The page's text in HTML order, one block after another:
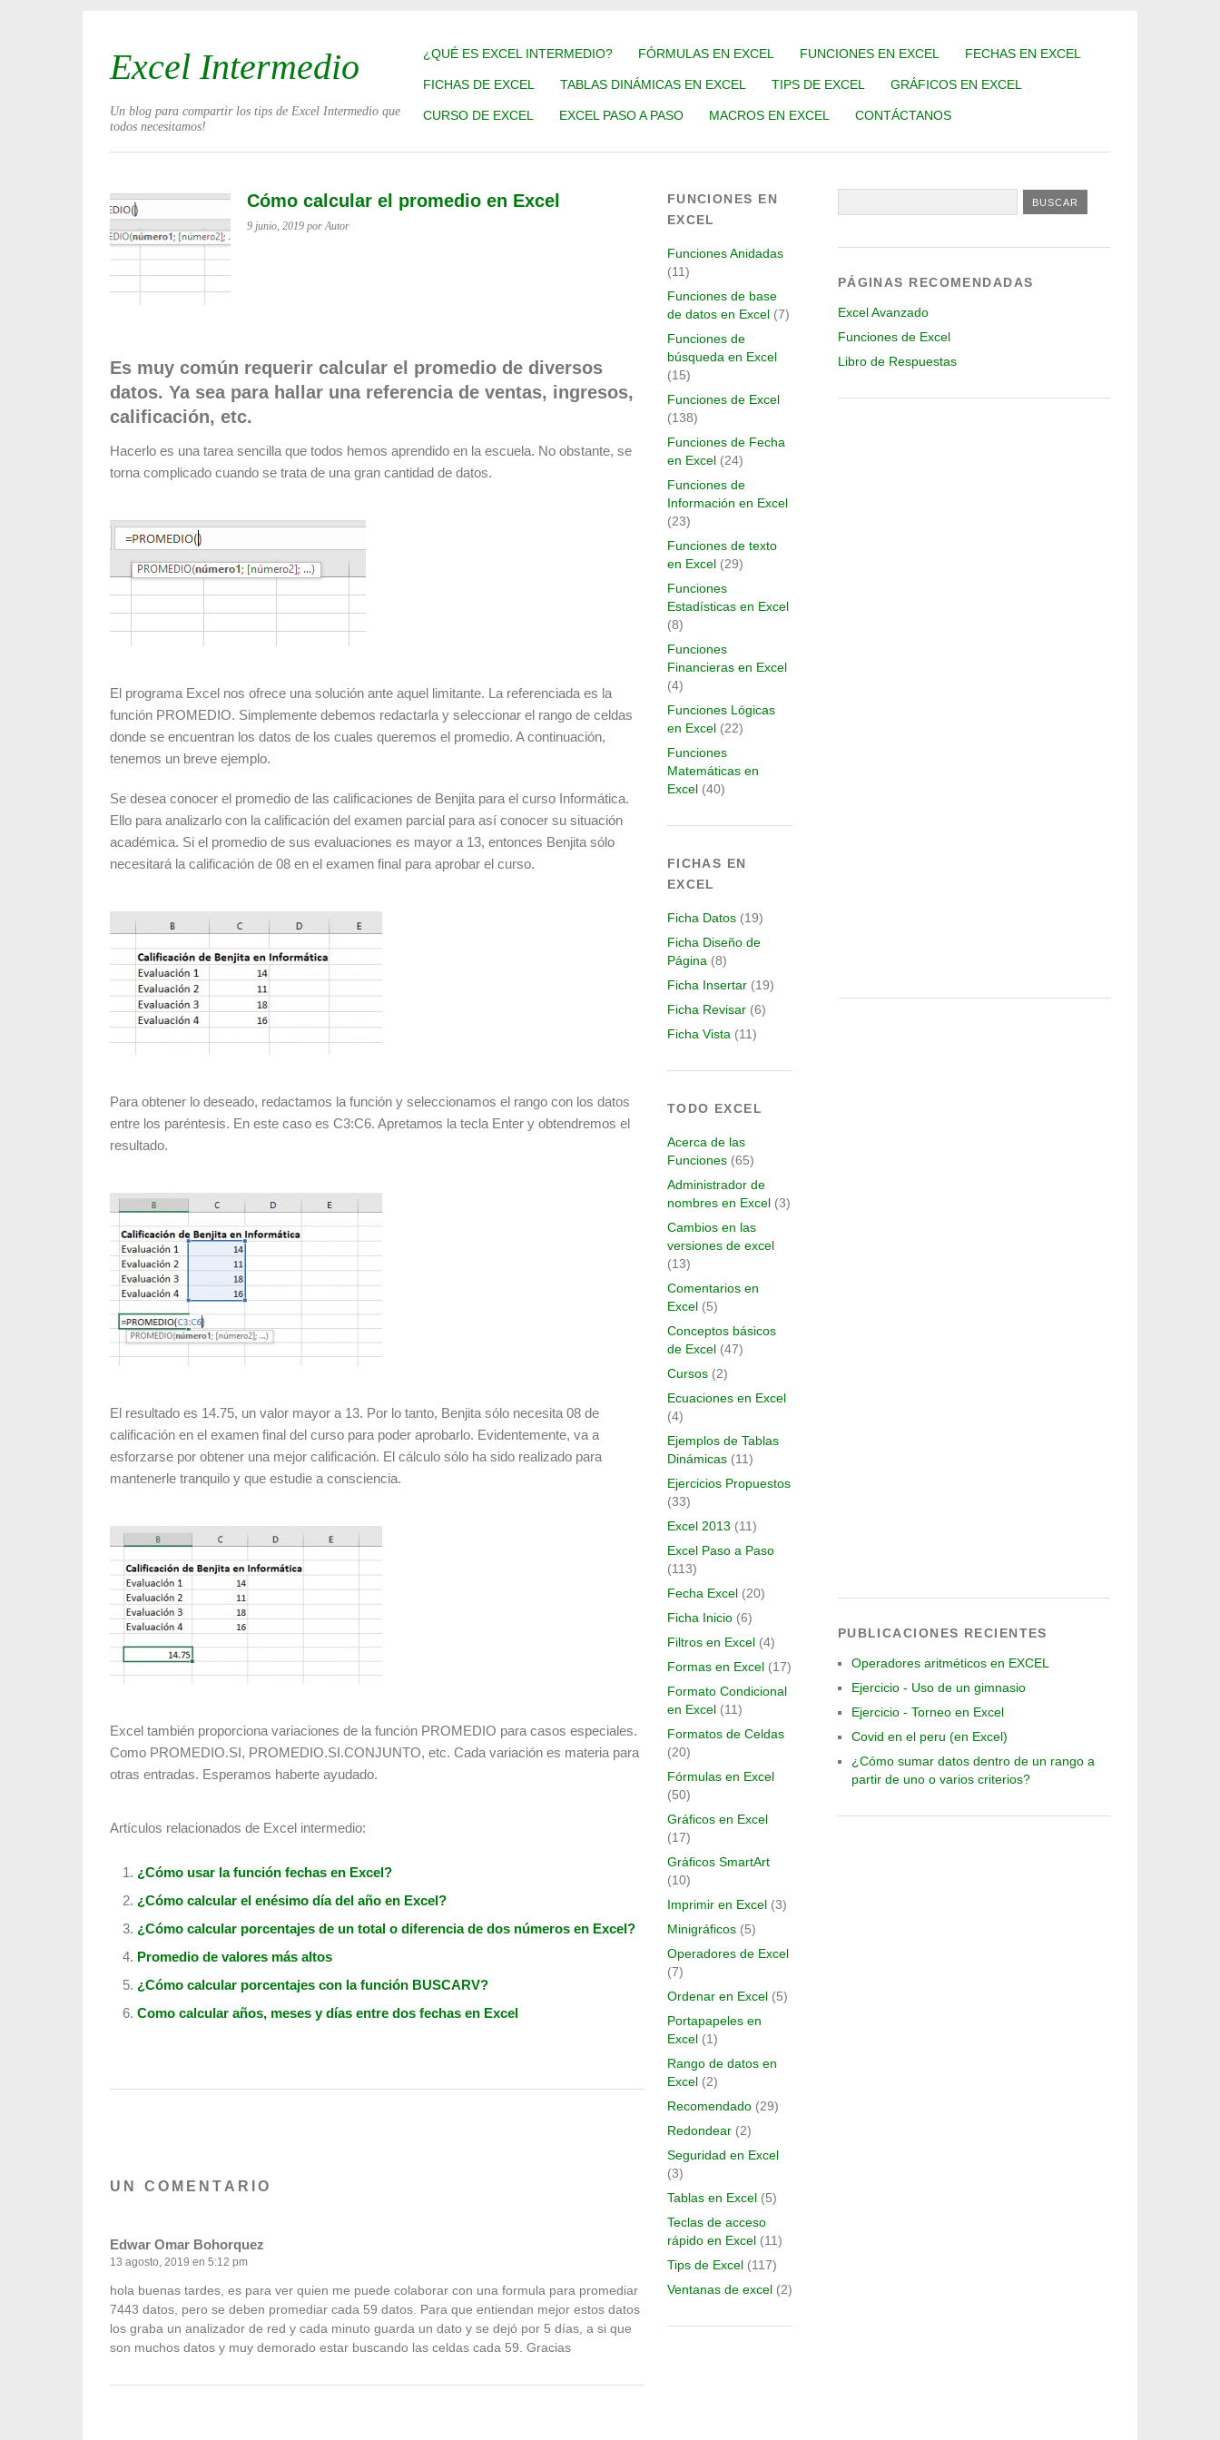
¿QUÉ ES EXCEL INTERMEDIO? FÓRMULAS EN EXCEL FUNCIONES EN EXCEL FECHAS EN EXCEL
FICHAS DE EXCEL TABLAS DINÁMICAS EN EXCEL TIPS DE EXCEL GRÁFICOS EN EXCEL
CURSO DE EXCEL EXCEL PASO A PASO MACROS EN EXCEL CONTÁCTANOS
Excel Intermedio
Un blog para compartir los tips de Excel Intermedio que
todos necesitamos!
Cómo calcular el promedio en Excel
9 junio, 2019 por Autor
Es muy común requerir calcular el promedio de diversos
datos. Ya sea para hallar una referencia de ventas, ingresos,
calificación, etc.
Hacerlo es una tarea sencilla que todos hemos aprendido en la escuela. No obstante, se
torna complicado cuando se trata de una gran cantidad de datos.
El programa Excel nos ofrece una solución ante aquel limitante. La referenciada es la
función PROMEDIO. Simplemente debemos redactarla y seleccionar el rango de celdas
donde se encuentran los datos de los cuales queremos el promedio. A continuación,
tenemos un breve ejemplo.
Se desea conocer el promedio de las calificaciones de Benjita para el curso Informática.
Ello para analizarlo con la calificación del examen parcial para así conocer su situación
académica. Si el promedio de sus evaluaciones es mayor a 13, entonces Benjita sólo
necesitará la calificación de 08 en el examen final para aprobar el curso.
Para obtener lo deseado, redactamos la función y seleccionamos el rango con los datos
entre los paréntesis. En este caso es C3:C6. Apretamos la tecla Enter y obtendremos el
resultado.
El resultado es 14.75, un valor mayor a 13. Por lo tanto, Benjita sólo necesita 08 de
calificación en el examen final del curso para poder aprobarlo. Evidentemente, va a
esforzarse por obtener una mejor calificación. El cálculo sólo ha sido realizado para
mantenerle tranquilo y que estudie a consciencia.
Excel también proporciona variaciones de la función PROMEDIO para casos especiales.
Como PROMEDIO.SI, PROMEDIO.SI.CONJUNTO, etc. Cada variación es materia para
otras entradas. Esperamos haberte ayudado.
Artículos relacionados de Excel intermedio:
¿Cómo usar la función fechas en Excel?
¿Cómo calcular el enésimo día del año en Excel?
¿Cómo calcular porcentajes de un total o diferencia de dos números en Excel?
Promedio de valores más altos
¿Cómo calcular porcentajes con la función BUSCARV?
Como calcular años, meses y días entre dos fechas en Excel
UN COMENTARIO
Edwar Omar Bohorquez
13 agosto, 2019 en 5:12 pm
hola buenas tardes, es para ver quien me puede colaborar con una formula para promediar
7443 datos, pero se deben promediar cada 59 datos. Para que entiendan mejor estos datos
los graba un analizador de red y cada minuto guarda un dato y se dejó por 5 días, a si que
son muchos datos y muy demorado estar buscando las celdas cada 59. Gracias
FUNCIONES EN
EXCEL
Funciones Anidadas
(11)
Funciones de base
de datos en Excel(7)
Funciones de
búsqueda en Excel
(15)
Funciones de Excel
(138)
Funciones de Fecha
en Excel(24)
Funciones de
Información en Excel
(23)
Funciones de texto
en Excel(29)
Funciones
Estadísticas en Excel
(8)
Funciones
Financieras en Excel
(4)
Funciones Lógicas
en Excel(22)
Funciones
Matemáticas en
Excel(40)
FICHAS EN
EXCEL
Ficha Datos(19)
Ficha Diseño de
Página (8)
Ficha Insertar(19)
Ficha Revisar(6)
Ficha Vista (11)
TODO EXCEL
Acerca de las
Funciones(65)
Administrador de
nombres en Excel(3)
Cambios en las
versiones de excel
(13)
Comentarios en
Excel(5)
Conceptos básicos
de Excel(47)
Cursos(2)
Ecuaciones en Excel
(4)
Ejemplos de Tablas
Dinámicas(11)
Ejercicios Propuestos
(33)
Excel 2013 (11)
Excel Paso a Paso
(113)
Fecha Excel(20)
Ficha Inicio(6)
Filtros en Excel(4)
Formas en Excel(17)
Formato Condicional
en Excel(11)
Formatos de Celdas
(20)
Fórmulas en Excel
(50)
Gráficos en Excel
(17)
Gráficos SmartArt
(10)
Imprimir en Excel(3)
Minigráficos(5)
Operadores de Excel
(7)
Ordenar en Excel(5)
Portapapeles en
Excel(1)
Rango de datos en
Excel(2)
Recomendado(29)
Redondear(2)
Seguridad en Excel
(3)
Tablas en Excel(5)
Teclas de acceso
rápido en Excel(11)
Tips de Excel(117)
Ventanas de excel(2)
PÁGINAS RECOMENDADAS
Excel Avanzado
Funciones de Excel
Libro de Respuestas
PUBLICACIONES RECIENTES
Operadores aritméticos en EXCEL
Ejercicio - Uso de un gimnasio
Ejercicio - Torneo en Excel
Covid en el peru (en Excel)
¿Cómo sumar datos dentro de un rango a
partir de uno o varios criterios?